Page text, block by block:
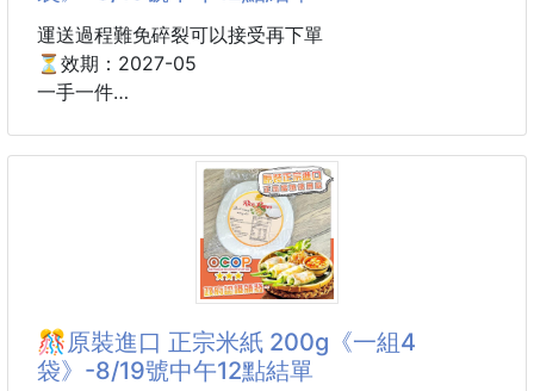
⚠️ 每天都在使用的砧板，真的不能隨便！
現在開始，換成更乾淨、更安心的選擇！
真正懂下廚的人，都開始改用304不鏽鋼砧板！
不發霉、不掉屑、不易殘留異味
每天料理都更乾淨、更衛生！
一用就知道什麼叫做：
「回不去的神級砧板！」
運送過程難免碎裂可以接受再下單
⏳效期：2027-05
一手一件
🌟1.2公斤營業用刀削麵&意麵🌟
外面每牌都宣稱是明星拌麵同款😔
但只有這款是正宗X拌麵
㊙這檔大下殺 只要＄９５/袋㊙
真的不能說...
就是你想到的那支明星拌麵在用！
🎊原裝進口 正宗米紙 200g《一組4
袋》-8/19號中午12點結單